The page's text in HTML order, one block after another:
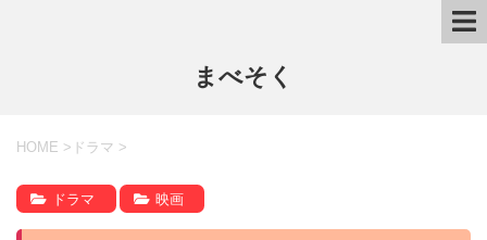
まべそく
HOME > ドラマ >
ドラマ 映画